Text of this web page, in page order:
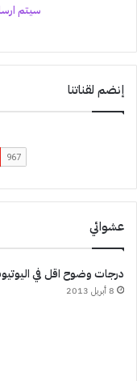
سيتم
إنضم لقناتنا
عشوائي
درجات وضوح اقل في
8 أبريل 2013